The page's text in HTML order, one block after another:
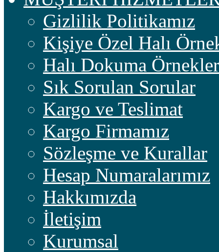
Gizlilik Politikamız
Kişiye Özel Halı
Halı Dokuma
Sık Sorulan Sorular
Kargo ve Teslimat
Kargo Firmamız
Sözleşme ve Kurallar
Hesap Numaralarımız
Hakkımızda
İletişim
Kurumsal